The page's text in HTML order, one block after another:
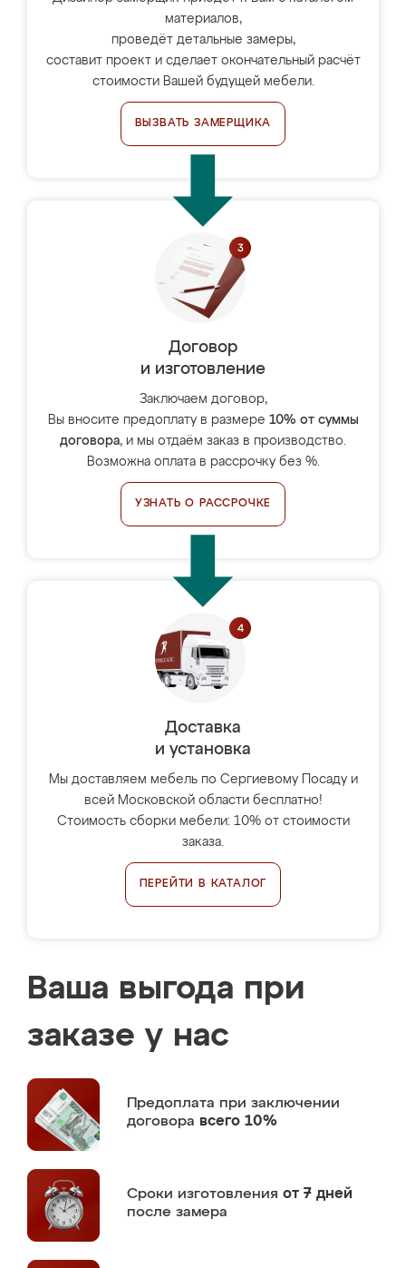
материалов,
проведёт детальные замеры,
составит проект и сделает окончательный расчёт
стоимости Вашей будущей мебели.
ВЫЗВАТЬ ЗАМЕРЩИКА
Договор
и изготовление
Заключаем договор,
Вы вносите предоплату в размере 10% от суммы
договора, и мы отдаём заказ в производство.
Возможна оплата в рассрочку без %.
УЗНАТЬ О РАССРОЧКЕ
Доставка
и установка
Мы доставляем мебель по Сергиевому Посаду и
всей Московской области бесплатно!
Стоимость сборки мебели: 10% от стоимости
заказа.
ПЕРЕЙТИ В КАТАЛОГ
Ваша выгода при
заказе у нас
Предоплата при заключении
договора всего 10%
Сроки изготовления от 7 дней
после замера